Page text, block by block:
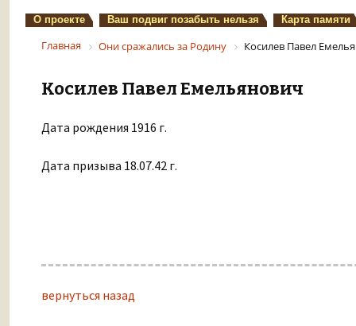
О проекте Ваш подвиг позабыть нельзя Карта памяти
Главная Они сражались за Родину Косилев Павел
Косилев Павел Емельянович
Дата рождения 1916 г.
Дата призыва 18.07.42 г.
вернуться назад